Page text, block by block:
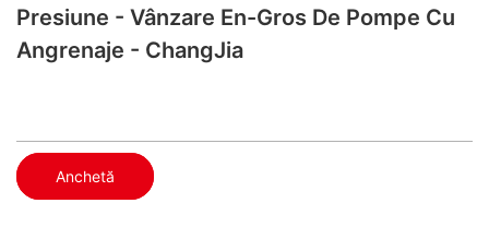
Presiune - Vânzare En-Gros De Pompe Cu
Angrenaje - ChangJia
Anchetă